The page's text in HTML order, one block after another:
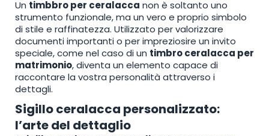
Un timbbro per ceralacca non è soltanto uno
strumento funzionale, ma un vero e proprio simbolo
di stile e raffinatezza. Utilizzato per valorizzare
documenti importanti o per impreziosire un invito
speciale, come nel caso di un timbro ceralacca per
matrimonio, diventa un elemento capace di
raccontare la vostra personalità attraverso i
dettagli.
Sigillo ceralacca personalizzato:
l’arte del dettaglio